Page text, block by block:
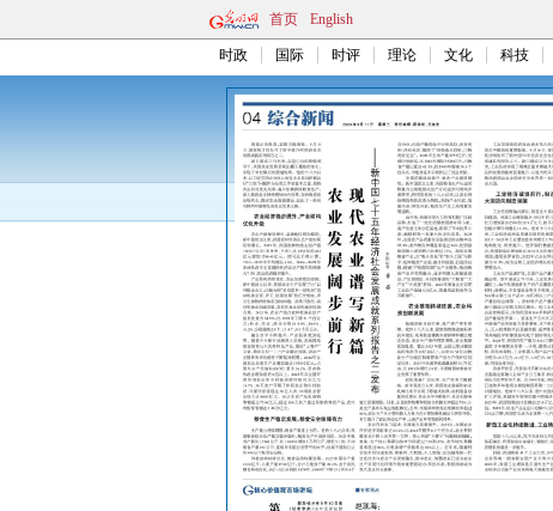
首页 English
时政 国际 时评 理论 文化 科技